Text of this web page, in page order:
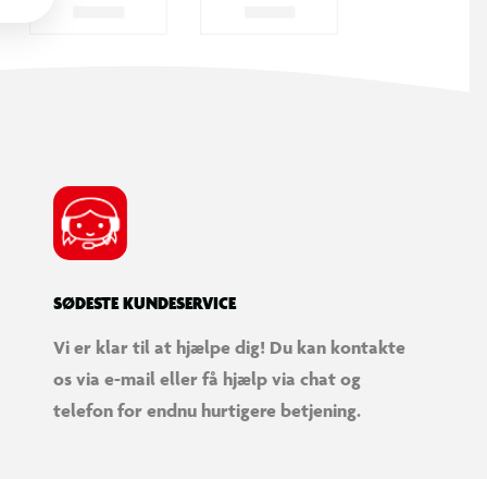
SØDESTE KUNDESERVICE
Vi er klar til at hjælpe dig! Du kan kontakte
os via e-mail eller få hjælp via chat og
telefon for endnu hurtigere betjening.